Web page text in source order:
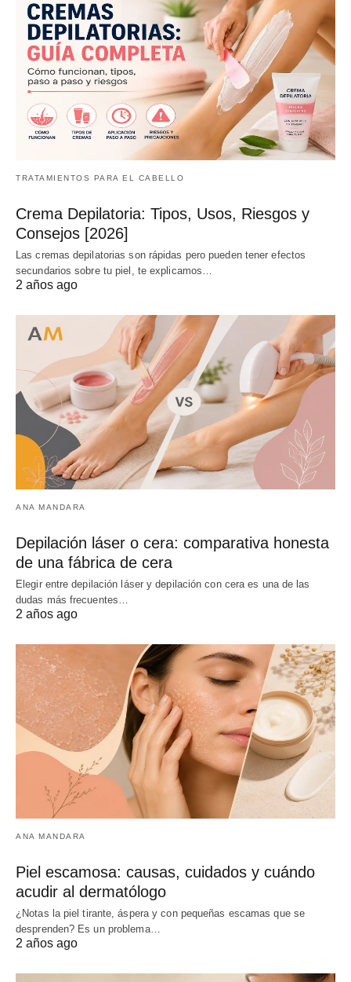
TRATAMIENTOS PARA EL CABELLO
Crema Depilatoria: Tipos, Usos, Riesgos y
Consejos [2026]
Las cremas depilatorias son rápidas pero pueden tener efectos
secundarios sobre tu piel, te explicamos…
2 años ago
ANA MANDARA
Depilación láser o cera: comparativa honesta
de una fábrica de cera
Elegir entre depilación láser y depilación con cera es una de las
dudas más frecuentes…
2 años ago
ANA MANDARA
Piel escamosa: causas, cuidados y cuándo
acudir al dermatólogo
¿Notas la piel tirante, áspera y con pequeñas escamas que se
desprenden? Es un problema…
2 años ago